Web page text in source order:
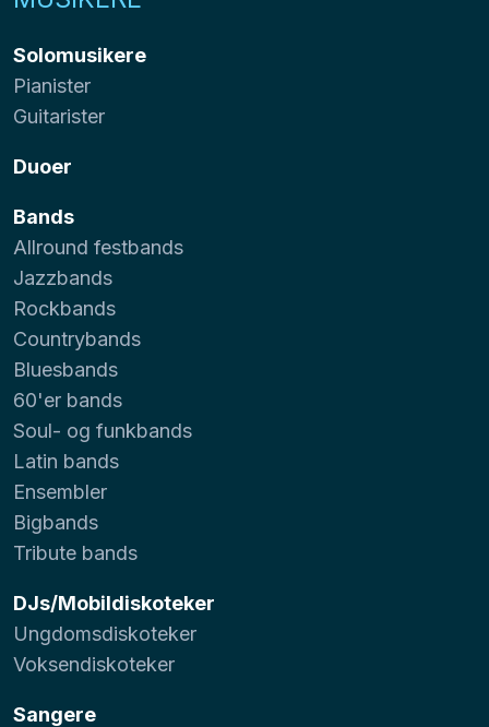
Solomusikere
Pianister
Guitarister
Duoer
Bands
Allround festbands
Jazzbands
Rockbands
Countrybands
Bluesbands
60'er bands
Soul- og funkbands
Latin bands
Ensembler
Bigbands
Tribute bands
DJs/Mobildiskoteker
Ungdomsdiskoteker
Voksendiskoteker
Sangere